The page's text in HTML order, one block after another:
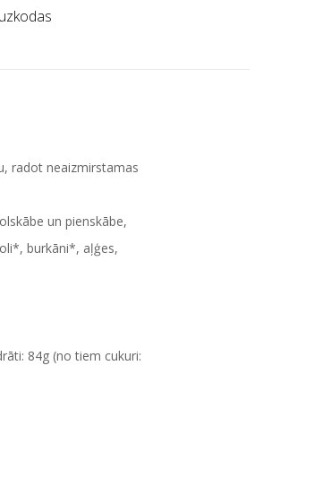
radot neaizmirstamas
un pienskābe,
burkāni*, aļģes,
84g (no tiem cukuri: